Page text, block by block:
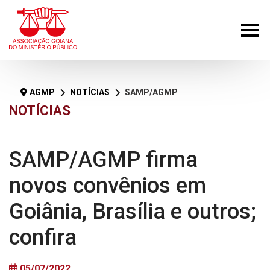
NOTÍCIAS
AGMP NOTÍCIAS SAMP/AGMP firma novos convênios em Goiânia, Brasília e outros; confira
SAMP/AGMP firma
novos convênios em
Goiânia, Brasília e outros;
confira